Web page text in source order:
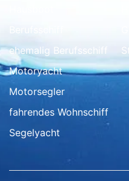
ehemalig Berufsschiff
Motoryacht
Motorsegler
fahrendes Wohnschiff
Segelyacht